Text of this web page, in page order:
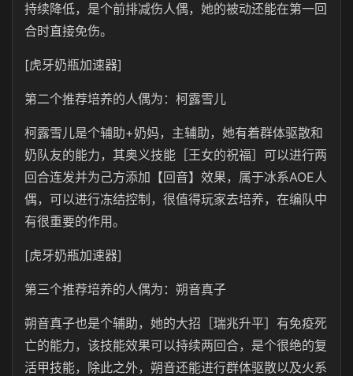
持续降低，是个前排减伤人偶，她的被动还能在第一回
合时直接免伤。
[虎牙奶瓶加速器]
第二个推荐培养的人偶为：柯露雪儿
柯露雪儿是个辅助+奶妈，主辅助，她有着群体驱散和
奶队友的能力，其奥义技能［王女的祝福］可以进行两
回合连发并为己方添加【回音】效果，属于冰系AOE人
偶，可以进行冻结控制，很值得玩家去培养，在编队中
有很重要的作用。
[虎牙奶瓶加速器]
第三个推荐培养的人偶为：朔音真子
朔音真子也是个辅助，她的大招［瑞兆升平］有免疫死
亡的能力，该技能效果可以持续两回合，是个很绝的复
活甲技能，除此之外，朔音还能进行群体驱散以及火系